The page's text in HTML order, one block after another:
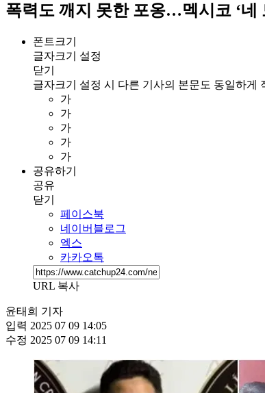
폭력도 깨지 못한 포옹…멕시코 ‘네
폰트크기
글자크기 설정
닫기
글자크기 설정 시 다른 기사의 본문도 동일하게
가
가
가
가
가
공유하기
공유
닫기
페이스북
네이버블로그
엑스
카카오톡
URL 복사
윤태희 기자
입력 2025 07 09 14:05
수정 2025 07 09 14:11